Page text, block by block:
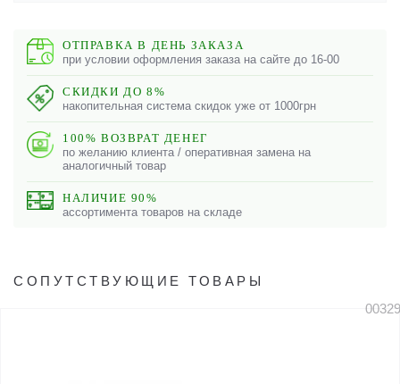
ОТПРАВКА В ДЕНЬ ЗАКАЗА
при условии оформления заказа на сайте до 16-00
СКИДКИ ДО 8%
накопительная система скидок уже от 1000грн
100% ВОЗВРАТ ДЕНЕГ
по желанию клиента / оперативная замена на
аналогичный товар
НАЛИЧИЕ 90%
ассортимента товаров на складе
СОПУТСТВУЮЩИЕ ТОВАРЫ